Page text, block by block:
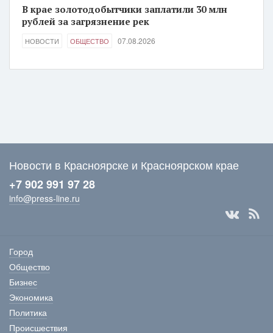
В крае золотодобытчики заплатили 30 млн
рублей за загрязнение рек
НОВОСТИ ОБЩЕСТВО 07.08.2026
Новости в Красноярске и Красноярском крае
+7 902 991 97 28
info@press-line.ru
Город
Общество
Бизнес
Экономика
Политика
Происшествия